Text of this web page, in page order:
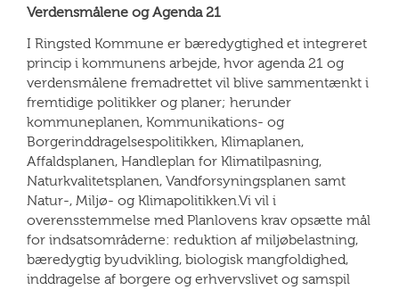
Verdensmålene og Agenda 21
I Ringsted Kommune er bæredygtighed et integreret
princip i kommunens arbejde, hvor agenda 21 og
verdensmålene fremadrettet vil blive sammentænkt i
fremtidige politikker og planer; herunder
kommuneplanen, Kommunikations- og
Borgerinddragelsespolitikken, Klimaplanen,
Affaldsplanen, Handleplan for Klimatilpasning,
Naturkvalitetsplanen, Vandforsyningsplanen samt
Natur-, Miljø- og Klimapolitikken.Vi vil i
overensstemmelse med Planlovens krav opsætte mål
for indsatsområderne: reduktion af miljøbelastning,
bæredygtig byudvikling, biologisk mangfoldighed,
inddragelse af borgere og erhvervslivet og samspil